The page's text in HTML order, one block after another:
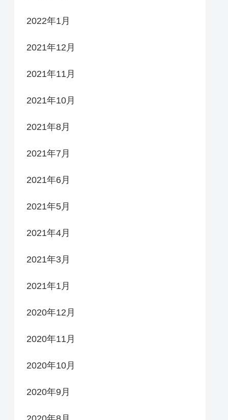
2022年1月
2021年12月
2021年11月
2021年10月
2021年8月
2021年7月
2021年6月
2021年5月
2021年4月
2021年3月
2021年1月
2020年12月
2020年11月
2020年10月
2020年9月